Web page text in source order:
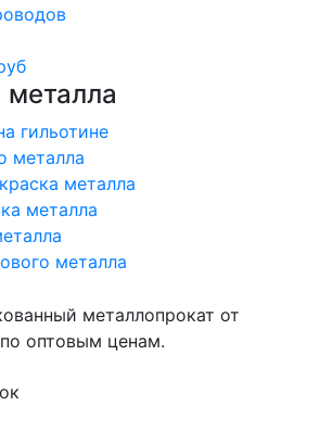
металла
гильотине
металла
металла
металла
металла
металлопрокат от
оптовым ценам.